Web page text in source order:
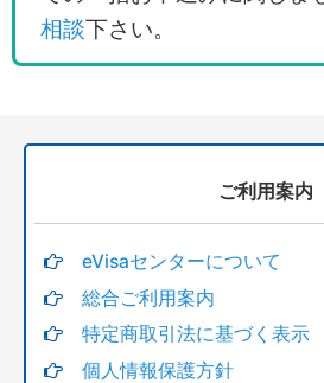
相談下さい。
ご利用案内
eVisaセンターについて
総合ご利用案内
特定商取引法に基づく表示
個人情報保護方針